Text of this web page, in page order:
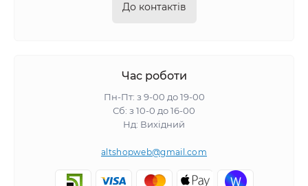
До контактів
Час роботи
Пн-Пт: з 9-00 до 19-00
Сб: з 10-0 до 16-00
Нд: Вихідний
altshopweb@gmail.com